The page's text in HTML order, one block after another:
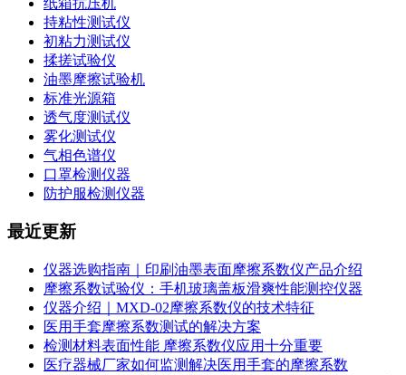
持粘性测试仪
初粘力测试仪
揉搓试验仪
油墨摩擦试验机
标准光源箱
透气度测试仪
雾化测试仪
气相色谱仪
口罩检测仪器
防护服检测仪器
最近更新
仪器选购指南｜印刷油墨表面摩擦系数仪产品介绍
摩擦系数试验仪：手机玻璃盖板滑爽性能测控仪器
仪器介绍｜MXD-02摩擦系数仪的技术特征
医用手套摩擦系数测试的解决方案
检测材料表面性能 摩擦系数仪应用十分重要
医疗器械厂家如何监测解决医用手套的摩擦系数